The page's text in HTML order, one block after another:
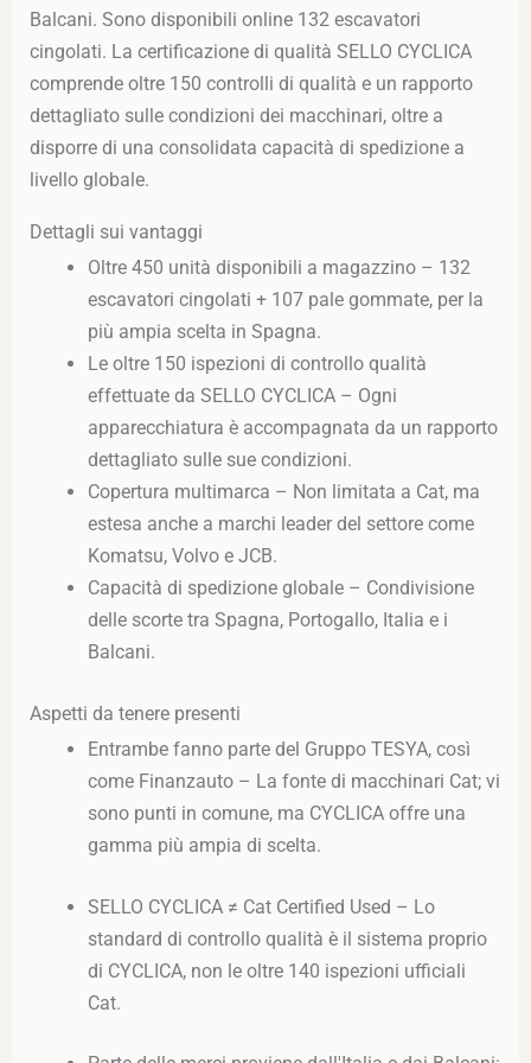
Balcani. Sono disponibili online 132 escavatori
cingolati. La certificazione di qualità SELLO CYCLICA
comprende oltre 150 controlli di qualità e un rapporto
dettagliato sulle condizioni dei macchinari, oltre a
disporre di una consolidata capacità di spedizione a
livello globale.
Dettagli sui vantaggi
Oltre 450 unità disponibili a magazzino – 132
escavatori cingolati + 107 pale gommate, per la
più ampia scelta in Spagna.
Le oltre 150 ispezioni di controllo qualità
effettuate da SELLO CYCLICA – Ogni
apparecchiatura è accompagnata da un rapporto
dettagliato sulle sue condizioni.
Copertura multimarca – Non limitata a Cat, ma
estesa anche a marchi leader del settore come
Komatsu, Volvo e JCB.
Capacità di spedizione globale – Condivisione
delle scorte tra Spagna, Portogallo, Italia e i
Balcani.
Aspetti da tenere presenti
Entrambe fanno parte del Gruppo TESYA, così
come Finanzauto – La fonte di macchinari Cat; vi
sono punti in comune, ma CYCLICA offre una
gamma più ampia di scelta.
SELLO CYCLICA ≠ Cat Certified Used – Lo
standard di controllo qualità è il sistema proprio
di CYCLICA, non le oltre 140 ispezioni ufficiali
Cat.